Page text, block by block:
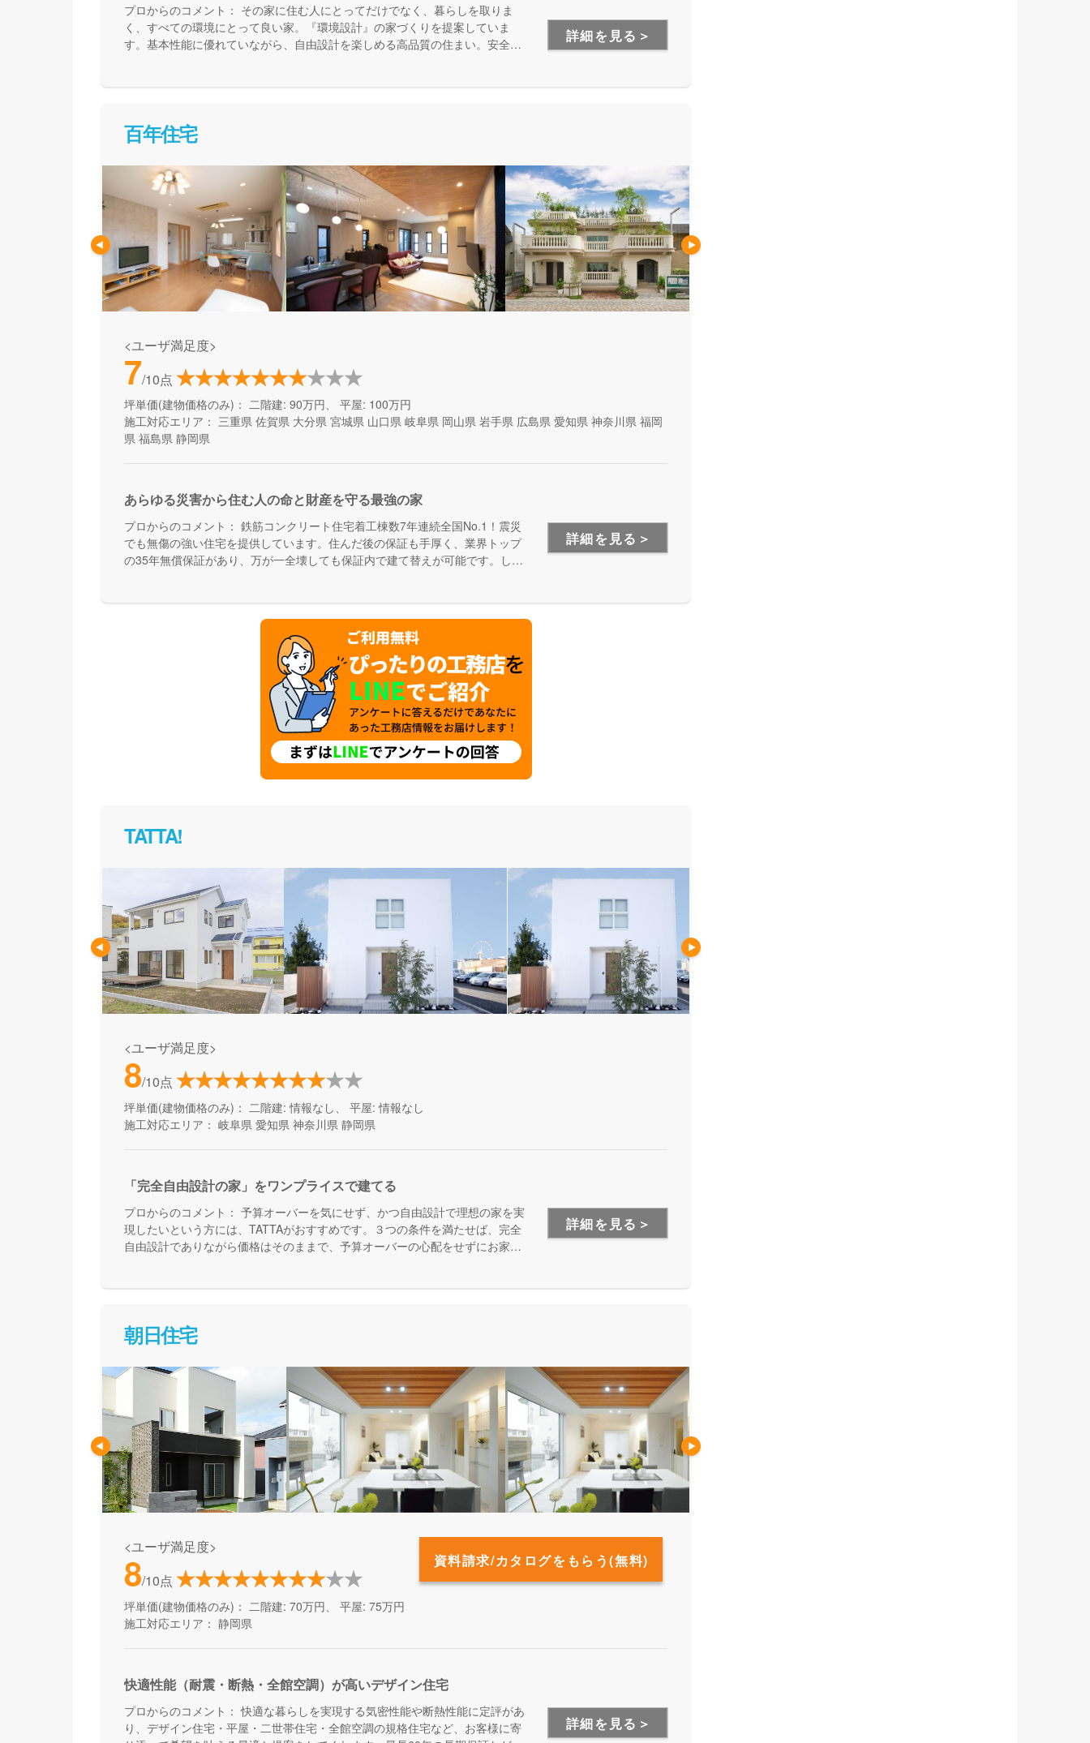
プロからのコメント： その家に住む人にとってだけでなく、暮らしを取りま
く、すべての環境にとって良い家。『環境設計』の家づくりを提案していま
す。基本性能に優れていながら、自由設計を楽しめる高品質の住まい。安全
詳細を見る＞
百年住宅
<ユーザ満足度>
7/10点
坪単価(建物価格のみ)： 二階建: 90万円、 平屋: 100万円
施工対応エリア： 三重県 佐賀県 大分県 宮城県 山口県 岐阜県 岡山県 岩手県 広島県 愛知県 神奈川県 福岡
県 福島県 静岡県
あらゆる災害から住む人の命と財産を守る最強の家
プロからのコメント： 鉄筋コンクリート住宅着工棟数7年連続全国No.1！震災
でも無傷の強い住宅を提供しています。住んだ後の保証も手厚く、業界トップ
の35年無償保証があり、万が一全壊しても保証内で建て替えが可能です。しっ
詳細を見る＞
TATTA!
<ユーザ満足度>
8/10点
坪単価(建物価格のみ)： 二階建: 情報なし、 平屋: 情報なし
施工対応エリア： 岐阜県 愛知県 神奈川県 静岡県
「完全自由設計の家」をワンプライスで建てる
プロからのコメント： 予算オーバーを気にせず、かつ自由設計で理想の家を実
現したいという方には、TATTAがおすすめです。３つの条件を満たせば、完全
自由設計でありながら価格はそのままで、予算オーバーの心配をせずにお家づ
詳細を見る＞
朝日住宅
<ユーザ満足度>
8/10点
資料請求/カタログをもらう(無料)
坪単価(建物価格のみ)： 二階建: 70万円、 平屋: 75万円
施工対応エリア： 静岡県
快適性能（耐震・断熱・全館空調）が高いデザイン住宅
プロからのコメント： 快適な暮らしを実現する気密性能や断熱性能に定評があ
り、デザイン住宅・平屋・二世帯住宅・全館空調の規格住宅など、お客様に寄
詳細を見る＞